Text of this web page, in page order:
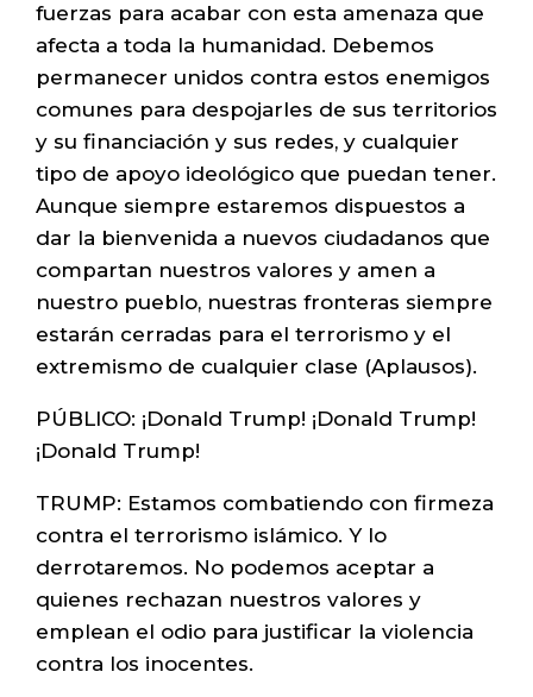
fuerzas para acabar con esta amenaza que
afecta a toda la humanidad. Debemos
permanecer unidos contra estos enemigos
comunes para despojarles de sus territorios
y su financiación y sus redes, y cualquier
tipo de apoyo ideológico que puedan tener.
Aunque siempre estaremos dispuestos a
dar la bienvenida a nuevos ciudadanos que
compartan nuestros valores y amen a
nuestro pueblo, nuestras fronteras siempre
estarán cerradas para el terrorismo y el
extremismo de cualquier clase (Aplausos).
PÚBLICO: ¡Donald Trump! ¡Donald Trump!
¡Donald Trump!
TRUMP: Estamos combatiendo con firmeza
contra el terrorismo islámico. Y lo
derrotaremos. No podemos aceptar a
quienes rechazan nuestros valores y
emplean el odio para justificar la violencia
contra los inocentes.